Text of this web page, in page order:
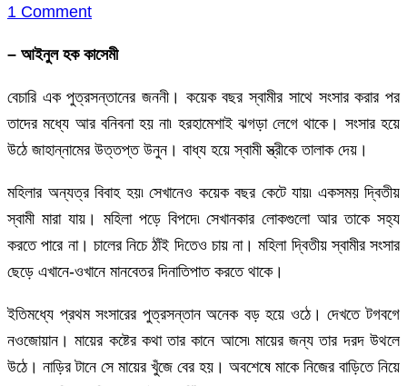
1 Comment
– আইনুল হক কাসেমী
বেচারি এক পুত্রসন্তানের জননী। কয়েক বছর স্বামীর সাথে সংসার করার পর
তাদের মধ্যে আর বনিবনা হয় না৷ হরহামেশাই ঝগড়া লেগে থাকে। সংসার হয়ে
উঠে জাহান্নামের উত্তপ্ত উনুন। বাধ্য হয়ে স্বামী স্ত্রীকে তালাক দেয়।
মহিলার অন্যত্র বিবাহ হয়৷ সেখানেও কয়েক বছর কেটে যায়৷ একসময় দ্বিতীয়
স্বামী মারা যায়। মহিলা পড়ে বিপদে৷ সেখানকার লোকগুলো আর তাকে সহ্য
করতে পারে না। চালের নিচে ঠাঁই দিতেও চায় না। মহিলা দ্বিতীয় স্বামীর সংসার
ছেড়ে এখানে-ওখানে মানবেতর দিনাতিপাত কর‍তে থাকে।
ইতিমধ্যে প্রথম সংসারের পুত্রসন্তান অনেক বড় হয়ে ওঠে। দেখতে টগবগে
নওজোয়ান। মায়ের কষ্টের কথা তার কানে আসে৷ মায়ের জন্য তার দরদ উথলে
উঠে। নাড়ির টানে সে মায়ের খুঁজে বের হয়। অবশেষে মাকে নিজের বাড়িতে নিয়ে